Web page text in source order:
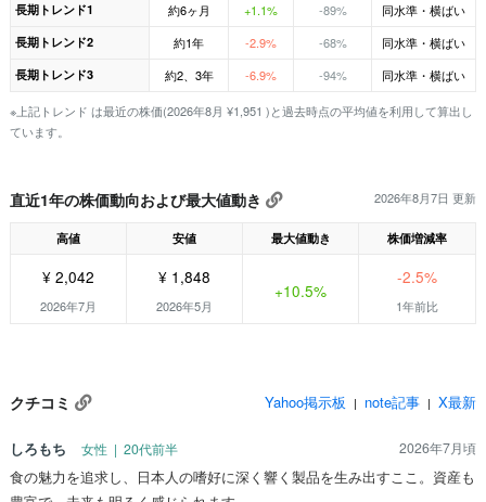
長期トレンド1 約6ヶ月 +1.1% -89% 同水準・横ばい
長期トレンド2 約1年 -2.9% -68% 同水準・横ばい
長期トレンド3 約2、3年 -6.9% -94% 同水準・横ばい
※上記トレンド は最近の株価(2026年8月 ¥1,951 )と過去時点の平均値を利用して算出し
ています。
直近1年の株価動向および最大値動き 2026年8月7日 更新
高値 安値 最大値動き 株価増減率
¥ 2,042
2026年7月
¥ 1,848
2026年5月
+10.5%
-2.5%
1年前比
クチコミ Yahoo掲示板 | note記事 | X最新
しろもち 女性 | 20代前半 2026年7月頃
食の魅力を追求し、日本人の嗜好に深く響く製品を生み出すここ。資産も